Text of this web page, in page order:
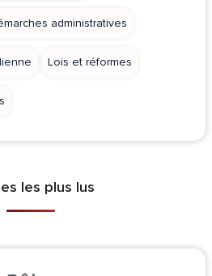
administratives
Lois et réformes
les plus lus